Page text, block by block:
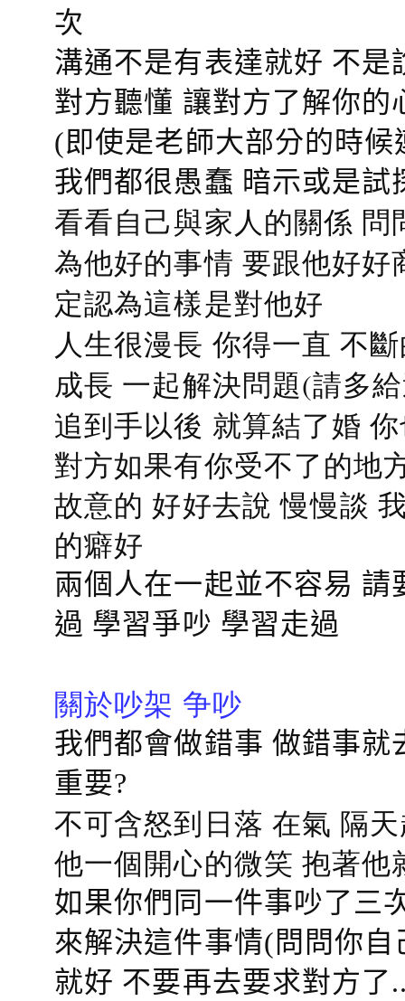
次
溝通不是有表達就好 不
對方聽懂 讓對方了解你
(即使是老師大部分的時候
我們都很愚蠢 暗示或是
看看自己與家人的關係
為他好的事情 要跟他好
定認為這樣是對他好
人生很漫長 你得一直 不
成長 一起解決問題(請多
追到手以後 就算結了婚
對方如果有你受不了的地
故意的 好好去說 慢慢談
的癖好
兩個人在一起並不容易
過 學習爭吵 學習走過
關於吵架 争吵
我們都會做錯事 做錯事
重要?
不可含怒到日落 在氣 隔
他一個開心的微笑 抱著他
如果你們同一件事吵了三
來解決這件事情(問問你
就好 不要再去要求對方